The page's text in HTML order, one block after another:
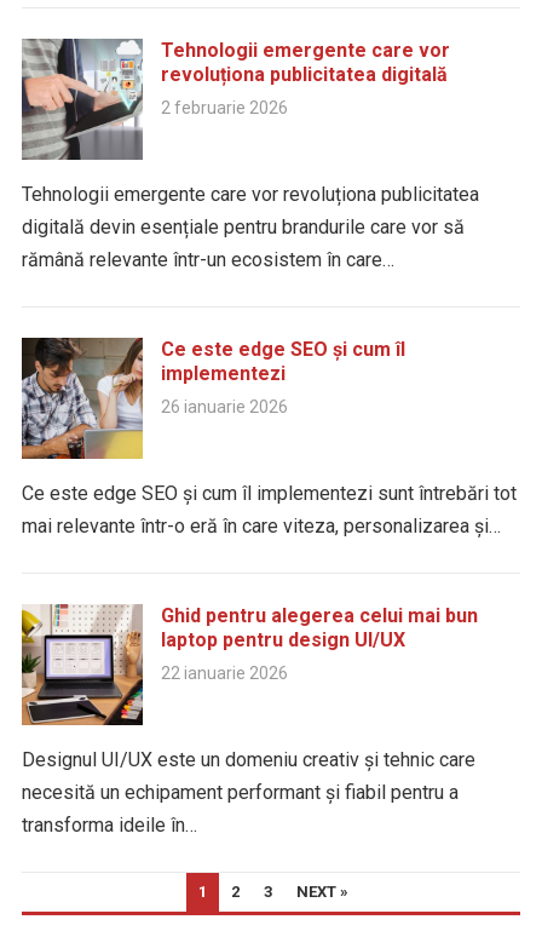
Tehnologii emergente care vor
revoluționa publicitatea digitală
2 februarie 2026
Tehnologii emergente care vor revoluționa publicitatea
digitală devin esențiale pentru brandurile care vor să
rămână relevante într-un ecosistem în care…
Ce este edge SEO și cum îl
implementezi
26 ianuarie 2026
Ce este edge SEO și cum îl implementezi sunt întrebări tot
mai relevante într-o eră în care viteza, personalizarea și…
Ghid pentru alegerea celui mai bun
laptop pentru design UI/UX
22 ianuarie 2026
Designul UI/UX este un domeniu creativ și tehnic care
necesită un echipament performant și fiabil pentru a
transforma ideile în…
ARTICOLE
1 2 3 NEXT »